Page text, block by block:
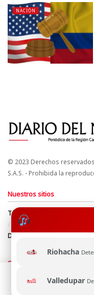
Riohacha
Valledupar
NACIÓN
© 2023 Derechos
S.A.S. - Prohibida la
Nuestros sitios
Términos y Condiciones
Política de uso de cookies
Directrices Editoriales
Síguenos
Esta página web usa
navegación, al